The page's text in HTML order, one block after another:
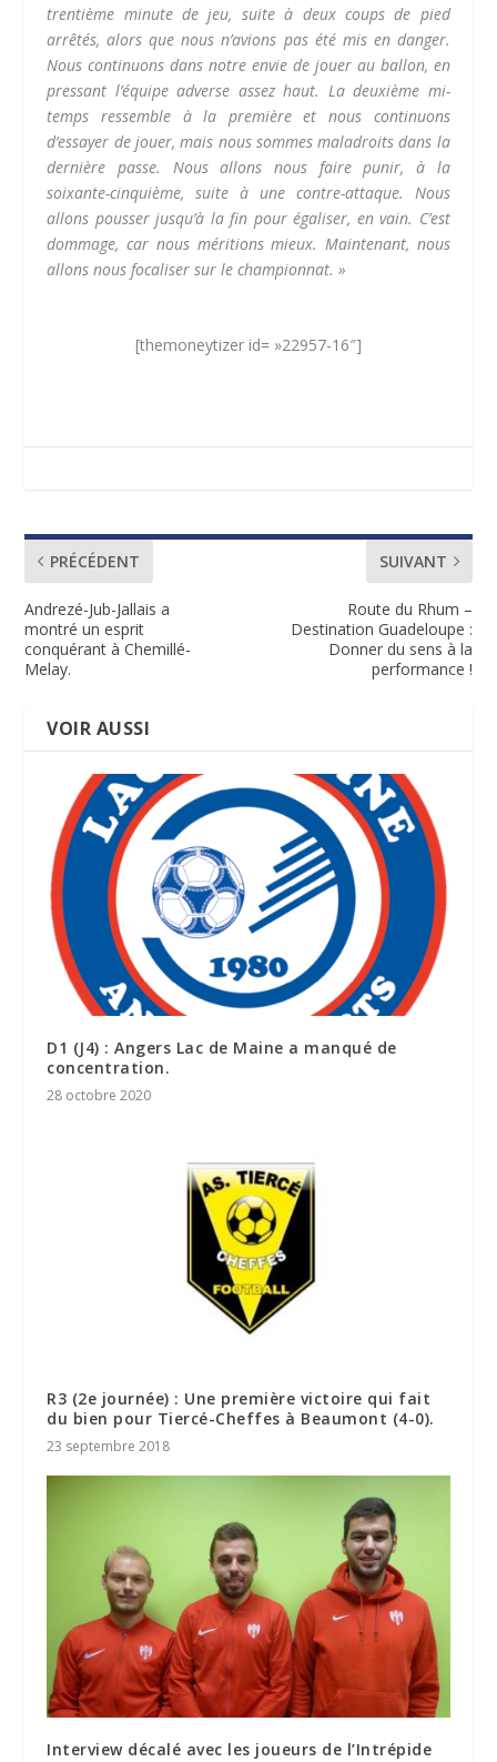
trentième minute de jeu, suite à deux coups de pied
arrêtés, alors que nous n’avions pas été mis en danger.
Nous continuons dans notre envie de jouer au ballon, en
pressant l’équipe adverse assez haut. La deuxième mi-
temps ressemble à la première et nous continuons
d’essayer de jouer, mais nous sommes maladroits dans la
dernière passe. Nous allons nous faire punir, à la
soixante-cinquième, suite à une contre-attaque. Nous
allons pousser jusqu’à la fin pour égaliser, en vain. C’est
dommage, car nous méritions mieux. Maintenant, nous
allons nous focaliser sur le championnat. »
[themoneytizer id= »22957-16″]
PRÉCÉDENT
Andrezé-Jub-Jallais a
montré un esprit
conquérant à Chemillé-
Melay.
SUIVANT
Route du Rhum –
Destination Guadeloupe :
Donner du sens à la
performance !
VOIR AUSSI
D1 (J4) : Angers Lac de Maine a manqué de
concentration.
28 octobre 2020
R3 (2e journée) : Une première victoire qui fait
du bien pour Tiercé-Cheffes à Beaumont (4-0).
23 septembre 2018
Interview décalé avec les joueurs de l’Intrépide